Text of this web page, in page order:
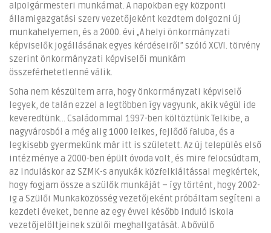
alpolgármesteri munkámat. A napokban egy központi
államigazgatási szerv vezetőjeként kezdtem dolgozni új
munkahelyemen, és a 2000. évi „A helyi önkormányzati
képviselők jogállásának egyes kérdéseiről” szóló XCVI. törvény
szerint önkormányzati képviselői munkám
összeférhetetlenné válik.
Soha nem készültem arra, hogy önkormányzati képviselő
legyek, de talán ezzel a legtöbben így vagyunk, akik végül ide
keveredtünk... Családommal 1997-ben költöztünk Telkibe, a
nagyvárosból a még alig 1000 lelkes, fejlődő faluba, és a
legkisebb gyermekünk már itt is született. Az új település első
intézménye a 2000-ben épült óvoda volt, és mire felocsúdtam,
az induláskor az SZMK-s anyukák közfelkiáltással megkértek,
hogy fogjam össze a szülők munkáját – így történt, hogy 2002-
ig a Szülői Munkaközösség vezetőjeként próbáltam segíteni a
kezdeti éveket, benne az egy évvel később induló iskola
vezetőjelöltjeinek szülői meghallgatását. A bővülő